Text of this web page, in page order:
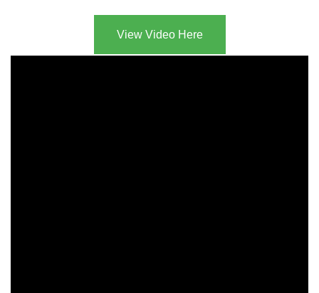
View Video Here